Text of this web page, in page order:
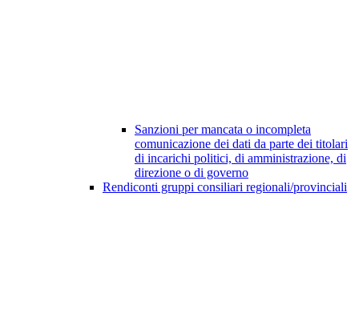
Sanzioni per mancata o incompleta
comunicazione dei dati da parte dei titolari
di incarichi politici, di amministrazione, di
direzione o di governo
Rendiconti gruppi consiliari regionali/provinciali